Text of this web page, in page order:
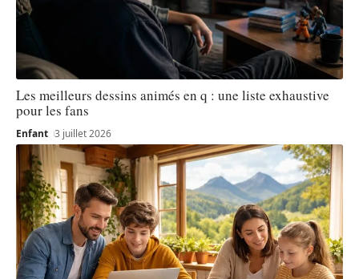
Les meilleurs dessins animés en q : une liste exhaustive
pour les fans
Enfant 3 juillet 2026